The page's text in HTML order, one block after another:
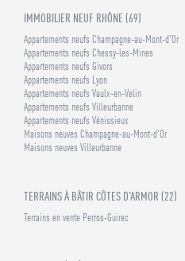
IMMOBILIER NEUF RHÔNE (69)
Appartements neufs Champagne-au-Mont-d'Or
Appartements neufs Chessy-les-Mines
Appartements neufs Givors
Appartements neufs Lyon
Appartements neufs Vaulx-en-Velin
Appartements neufs Villeurbanne
Appartements neufs Vénissieux
Maisons neuves Champagne-au-Mont-d'Or
Maisons neuves Villeurbanne
TERRAINS À BÂTIR CÔTES D'ARMOR (22)
Terrains en vente Perros-Guirec